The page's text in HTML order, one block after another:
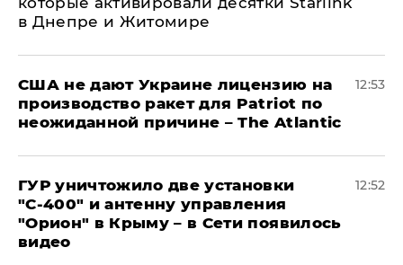
в Днепре и Житомире
США не дают Украине лицензию на
производство ракет для Patriot по
неожиданной причине – The Atlantic
12:53
ГУР уничтожило две установки
"С‑400" и антенну управления
"Орион" в Крыму – в Сети появилось
видео
12:52